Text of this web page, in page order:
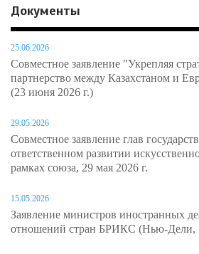
Документы
25.06.2026
Совместное заявление "Укрепляя
партнерство между Казахстаном и
(23 июня 2026 г.)
29.05.2026
Совместное заявление глав
ответственном развитии
рамках союза, 29 мая 2026 г.
15.05.2026
Заявление министров иностранных
отношений стран БРИКС (Нью-Дели,